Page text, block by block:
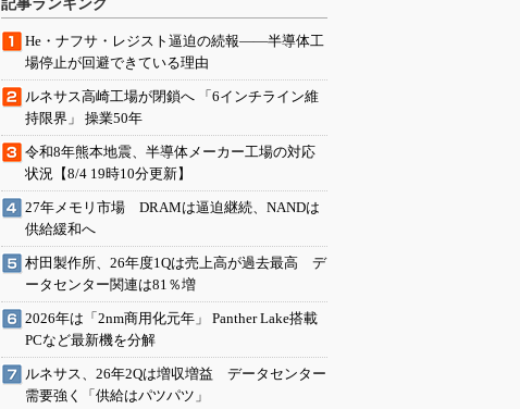
記事ランキング
He・ナフサ・レジスト逼迫の続報――半導体工
場停止が回避できている理由
ルネサス高崎工場が閉鎖へ 「6インチライン維
持限界」 操業50年
令和8年熊本地震、半導体メーカー工場の対応
状況【8/4 19時10分更新】
27年メモリ市場 DRAMは逼迫継続、NANDは
供給緩和へ
村田製作所、26年度1Qは売上高が過去最高 デ
ータセンター関連は81％増
2026年は「2nm商用化元年」 Panther Lake搭載
PCなど最新機を分解
ルネサス、26年2Qは増収増益 データセンター
需要強く「供給はパツパツ」